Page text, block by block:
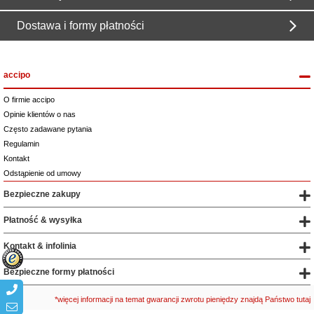
Dostawa i formy płatności
accipo
O firmie accipo
Opinie klientów o nas
Często zadawane pytania
Regulamin
Kontakt
Odstąpienie od umowy
Bezpieczne zakupy
Płatność & wysyłka
Kontakt & infolinia
Bezpieczne formy płatności
*więcej informacji na temat gwarancji zwrotu pieniędzy znajdą Państwo tutaj